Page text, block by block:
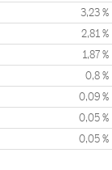
3,23 %
2,81 %
1,87 %
0,8 %
0,09 %
0,05 %
0,05 %